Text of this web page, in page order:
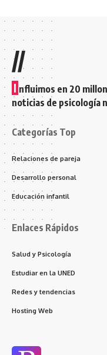
//
I nfluimos en 20
noticias de psicología
Categorías Top
Relaciones de pareja
Desarrollo personal
Educación infantil
Enlaces Rápidos
Salud y Psicología
Estudiar en la UNED
Redes y tendencias
Hosting Web